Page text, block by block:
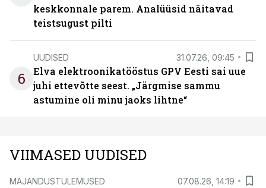
keskkonnale parem. Analüüsid näitavad
teistsugust pilti
6
UUDISED 31.07.26, 09:45
Elva elektroonikatööstus GPV Eesti sai uue
juhi ettevõtte seest. „Järgmise sammu
astumine oli minu jaoks lihtne“
VIIMASED UUDISED
MAJANDUSTULEMUSED 07.08.26, 14:19